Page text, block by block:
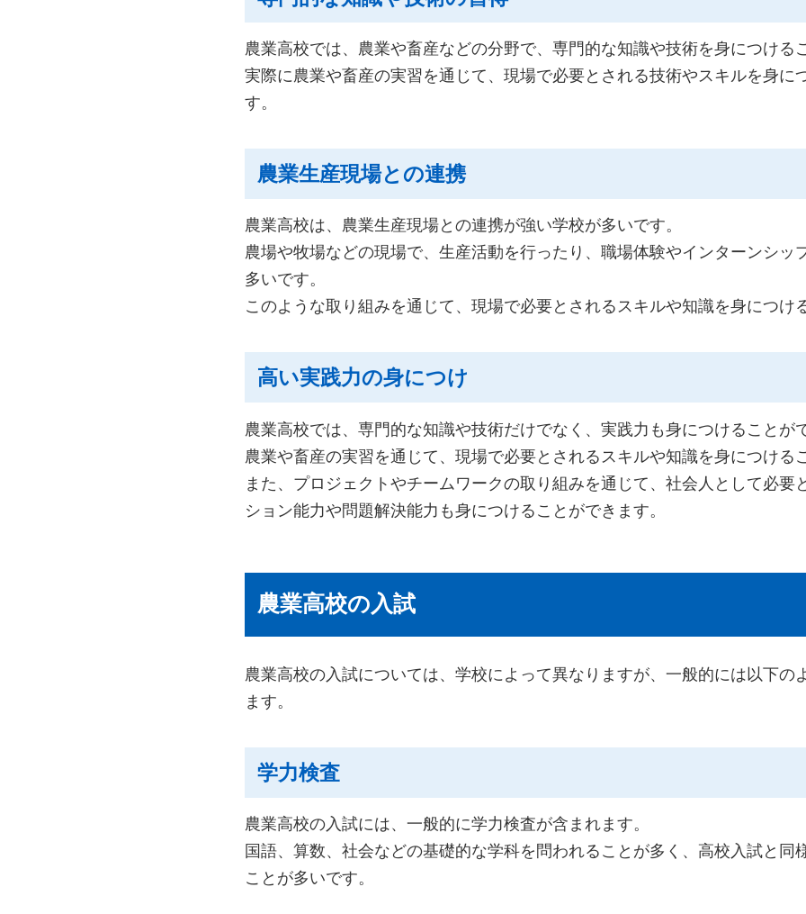
農業高校では、農業や畜産などの分野で、専門的な知識や技術を身につける
実際に農業や畜産の実習を通じて、現場で必要とされる技術やスキルを身に
す。
農業生産現場との連携
農業高校は、農業生産現場との連携が強い学校が多いです。
農場や牧場などの現場で、生産活動を行ったり、職場体験やインターンシッ
多いです。
このような取り組みを通じて、現場で必要とされるスキルや知識を身につけ
高い実践力の身につけ
農業高校では、専門的な知識や技術だけでなく、実践力も身につけることが
農業や畜産の実習を通じて、現場で必要とされるスキルや知識を身につける
また、プロジェクトやチームワークの取り組みを通じて、社会人として必要
ション能力や問題解決能力も身につけることができます。
農業高校の入試
農業高校の入試については、学校によって異なりますが、一般的には以下の
ます。
学力検査
農業高校の入試には、一般的に学力検査が含まれます。
国語、算数、社会などの基礎的な学科を問われることが多く、高校入試と同
ことが多いです。